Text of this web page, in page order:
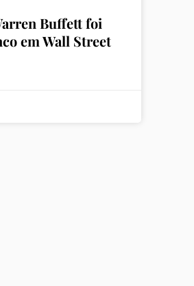
Buffett foi
em Wall Street